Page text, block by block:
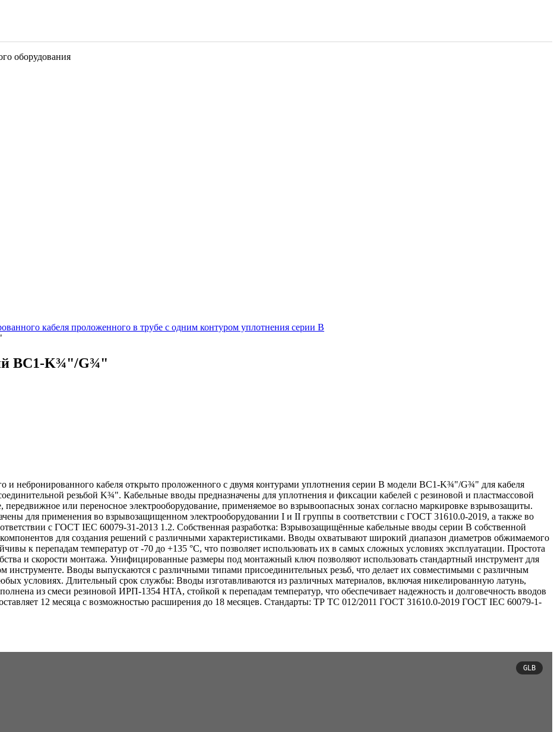
оборудования
кабеля проложенного в трубе с одним контуром уплотнения серии В
ВС1-K¾"/G¾"
небронированного кабеля открыто проложенного с двумя контурами уплотнения серии В модели ВС1-K¾"/G¾" для кабеля
резьбой K¾". Кабельные вводы предназначены для уплотнения и фиксации кабелей с резиновой и пластмассовой
передвижное или переносное электрооборудование, применяемое во взрывоопасных зонах согласно маркировке взрывозащиты.
для применения во взрывозащищенном электрооборудовании I и II группы в соответствии с ГОСТ 31610.0-2019, а также во
с ГОСТ IEC 60079-31-2013 1.2. Собственная разработка: Взрывозащищённые кабельные вводы серии В собственной
для создания решений с различными характеристиками. Вводы охватывают широкий диапазон диаметров обжимаемого
к перепадам температур от -70 до +135 °C, что позволяет использовать их в самых сложных условиях эксплуатации. Простота
и скорости монтажа. Унифицированные размеры под монтажный ключ позволяют использовать стандартный инструмент для
инструменте. Вводы выпускаются с различными типами присоединительных резьб, что делает их совместимыми с различным
условиях. Длительный срок службы: Вводы изготавливаются из различных материалов, включая никелированную латунь,
из смеси резиновой ИРП-1354 НТА, стойкой к перепадам температур, что обеспечивает надежность и долговечность вводов
12 месяца с возможностью расширения до 18 месяцев. Стандарты: ТР ТС 012/2011 ГОСТ 31610.0-2019 ГОСТ IEC 60079-1-
GLB